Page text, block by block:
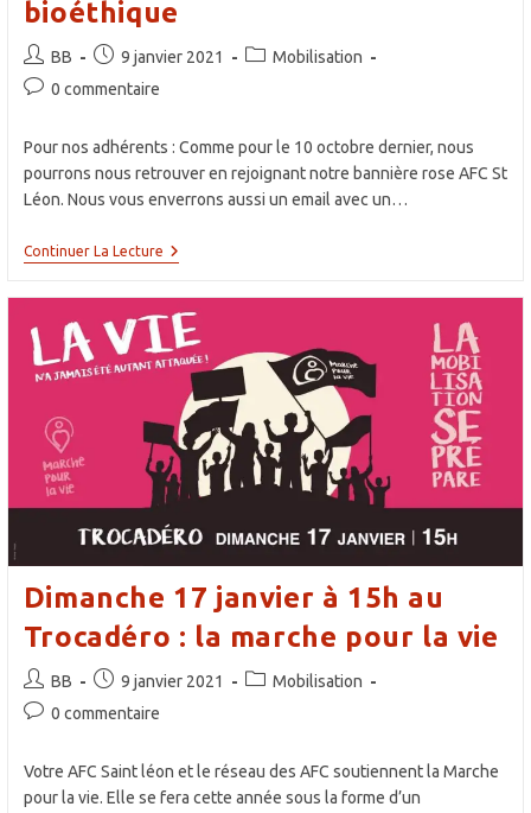
bioéthique
Auteur/autrice
de
BB
Publication
publiée :
9 janvier 2021
PostMobilisation
Commentaires
0 commentaire
Pour nos adhérents : Comme pour le 10 octobre dernier, nous
pourrons nous retrouver en rejoignant notre bannière rose AFC St
Léon. Nous vous enverrons aussi un email avec un…
Continuer La Lecture30
Janvier
Manifestations
«
Marchons
Enfants
»
Partout
En
France
Contre
PMA
La
GPA
Et
Le
De
Dimanche 17 janvier à 15h au
Trocadéro : la marche pour la vie
Auteur/autrice
de
BB
Publication
publiée :
9 janvier 2021
PostMobilisation
Commentaires
la
publication :
0 commentaire
Votre AFC Saint léon et le réseau des AFC soutiennent la Marche
pour la vie. Elle se fera cette année sous la forme d’un